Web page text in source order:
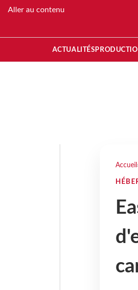
Aller au contenu
ACTUALITÉS
Accueil ›